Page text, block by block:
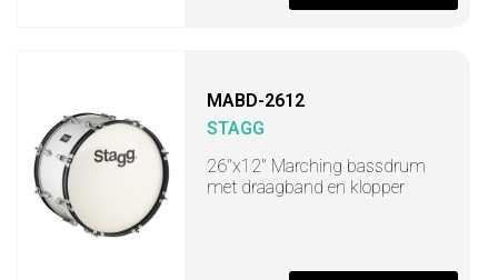
MABD-2612
STAGG
26"x12" Marching bassdrum
met draagband en klopper